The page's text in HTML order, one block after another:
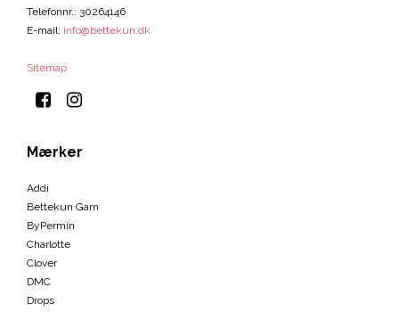
Telefonnr.: 30264146
E-mail: info@bettekun.dk
Sitemap
Mærker
Addi
Bettekun Garn
ByPermin
Charlotte
Clover
DMC
Drops